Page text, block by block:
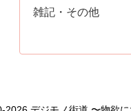
雑記・その他